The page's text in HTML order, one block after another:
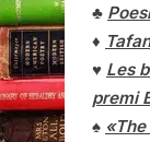
♣
♦
♥ Les
premi
♠